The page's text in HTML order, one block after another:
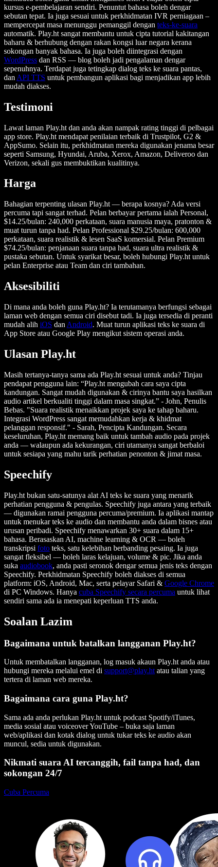
kursus e-pembelajaran sendiri. Penuntut bahasa boleh dengar
sebutan tepat. Ia juga sesuai untuk perkhidmatan IVR perniagaan –
mempercepat masa menunggu pemanggil dengan teks-ke-suara
automatik. Play.ht sangat membantu untuk cipta tutorial kakitangan
baharu & berhubung dengan rakan kongsi luar negara kerana
sokongan banyak bahasa. Ia juga boleh diintegrasi dengan
WordPress dan RSS — blog boleh jadi pengalaman dengar
sepenuhnya. Terdapat juga tetingkap dialog teks ke suara pantas,
dan API TTS untuk pembangun aplikasi bagi menjadikan app lebih
mudah diakses.
Testimoni
Lawat laman Play.ht dan anda akan nampak rating tinggi di pelbagai
app store. Play.ht mendapat penilaian terbaik di Trustpilot, G2 &
AppSumo. Selain itu, perkhidmatan mereka digunakan jenama besar
seperti Samsung, Hyundai, Aruba, Xerox, Amazon, Deliveroo dan
Verizon, sekali gus membuktikan kualitinya.
Harga
Bahagian terpenting ulasan Play.ht — berapa kosnya? Ada versi
percuma tapi sangat terhad. Pelan berbayar pertama ialah Personal,
$14.25/bulan: 240,000 perkataan, suara manusia maya, pratonton &
muat turun tanpa had. Pelan Professional $29.25/bulan: 600,000
perkataan, suara realistik & lesen SaaS komersial. Pelan Premium
$74.25/bulan: penjanaan suara tanpa had, suara ultra realistik &
pustaka sebutan. Untuk syarikat besar, boleh hubungi Play.ht untuk
pelan Enterprise atau Team dan ciri tambahan.
Aksesibiliti
Di mana anda boleh guna Play.ht? Ia terutamanya berfungsi sebagai
laman web dengan semua ciri disebut tadi. Ia juga tersedia di peranti
mudah alih iOS dan Android. Muat turun aplikasi teks ke suara di
App Store atau Google Play mengikut sistem operasi anda.
Ulasan Play.ht
Masih tertanya-tanya sama ada Play.ht sesuai untuk anda? Tinjau
pendapat pengguna lain: “Play.ht mengubah cara saya cipta
kandungan. Sangat mudah digunakan & cirinya bantu saya hasilkan
audio artikel berkualiti tinggi dalam masa singkat.” - John, Penulis
Bebas. "Suara realistik menaikkan projek saya ke tahap baharu.
Integrasi WordPress sangat memudahkan kerja & khidmat
pelanggan responsif." - Sarah, Pencipta Kandungan. Secara
keseluruhan, Play.ht memang baik untuk tambah audio pada projek
anda — walaupun ada kekurangan, ciri utamanya sangat berbaloi
untuk sesiapa yang mahu tarik perhatian penonton & jimat masa.
Speechify
Play.ht bukan satu-satunya alat AI teks ke suara yang menarik
perhatian pengguna & pengulas. Speechify juga antara yang terbaik
— digunakan ramai pengguna percuma/premium. Ia aplikasi mantap
untuk menukar teks ke audio dan membantu anda dalam bisnes atau
urusan peribadi. Speechify menawarkan 30+ suara dalam 15+
bahasa. Berasaskan AI, machine learning & OCR — boleh
transkripsi foto teks, satu kelebihan berbanding pesaing. Ia juga
sangat fleksibel — boleh laras kelajuan, volume & pic. Jika anda
suka audiobook, anda pasti seronok dengar semua jenis teks dengan
Speechify. Perkhidmatan Speechify boleh diakses di semua
platform: iOS, Android, Mac, serta pelayar Safari & Google Chrome
di PC Windows. Hanya cuba Speechify secara percuma untuk lihat
sendiri sama ada ia menepati keperluan TTS anda.
Soalan Lazim
Bagaimana untuk batalkan langganan Play.ht?
Untuk membatalkan langganan, log masuk akaun Play.ht anda atau
hubungi mereka melalui emel di support@play.ht atau talian yang
tertera di laman web mereka.
Bagaimana cara guna Play.ht?
Sama ada anda perlukan Play.ht untuk podcast Spotify/iTunes,
media sosial atau voiceover YouTube – buka saja laman
web/aplikasi dan kotak dialog untuk tukar teks ke audio akan
muncul, sedia untuk digunakan.
Nikmati suara AI tercanggih, fail tanpa had, dan
sokongan 24/7
Cuba Percuma